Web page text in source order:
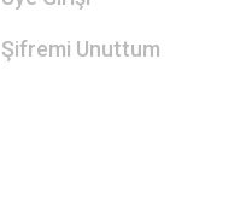
Şifremi Unuttum